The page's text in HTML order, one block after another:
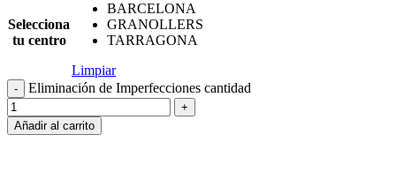
Selecciona
tu centro
BARCELONA
GRANOLLERS
TARRAGONA
Limpiar
Eliminación de Imperfecciones cantidad
Añadir al carrito